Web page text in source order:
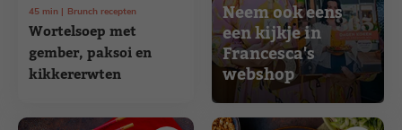
Wortelsoep met
gember, paksoi en
kikkererwten
45 min Brunch recepten
Neem ook eens
een kijkje in
Francesca's
webshop